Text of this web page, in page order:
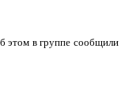
этом в группе сообщили